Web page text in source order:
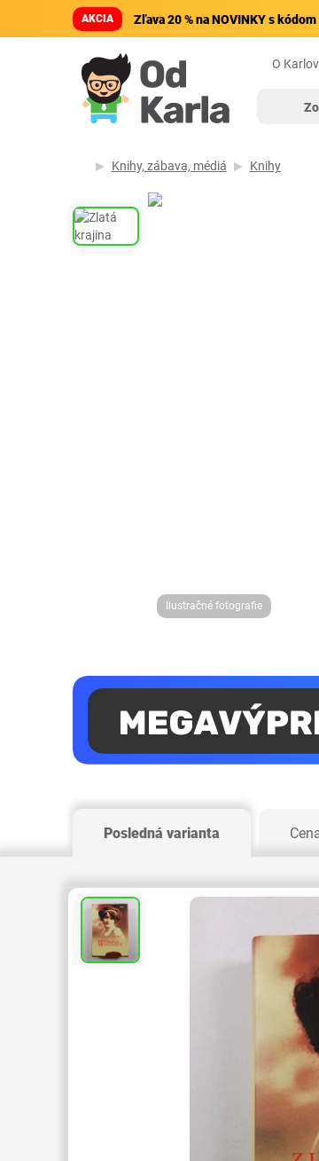
AKCIA Zľava 20 % na NOVINKY s
O
Knihy, zábava, médiá Knihy
Ilustračné fotografie
Posledná varianta